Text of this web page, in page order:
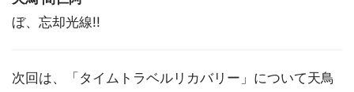
ぼ、忘却光線!!
次回は、「タイムトラベルリカバリー」について天鳥